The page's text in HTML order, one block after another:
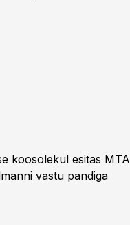
koosolekul esitas MTA
vastu pandiga